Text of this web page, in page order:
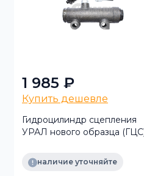
1 985 ₽
Купить дешевле
Гидроцилиндр сцепления
УРАЛ нового образца
наличие уточняйте